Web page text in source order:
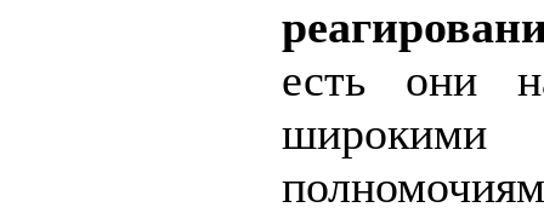
есть они
широкими